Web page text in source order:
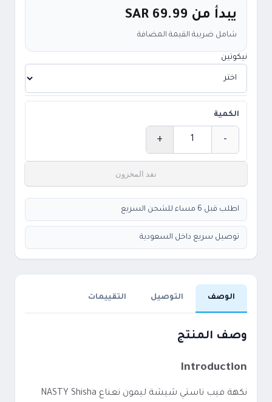
يبدأ من SAR 69.99
شامل ضريبة القيمة المضافة
نيكوتين
الكمية
-
+
نفد المخزون
اطلب قبل 6 مساء للشحن السريع
توصيل سريع داخل السعودية
الوصف التوصيل التقييمات
وصف المنتج
Introduction
نكهة فيب ناستي شيشة ليمون نعناع NASTY Shisha